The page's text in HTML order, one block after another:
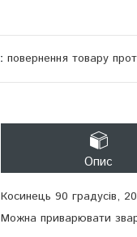
повернення товару
Опис
Косинець 90 градусів,
Можна приварювати